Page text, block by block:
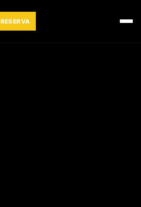
RESERVA